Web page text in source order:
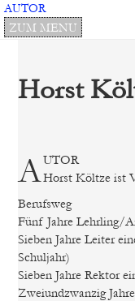
VERLAG:
BÜCHER
Belletristik
MANUSKRIPTE
REDAKTION
NEWSLETTER
PARALLAX
PUBLISHING
AGB
IMPRESSUM
KONTAKT
AUTOR
ZUM MENU
Horst
AUTOR
Horst Költze ist
Berufsweg
Fünf Jahre Lehrling/
Sieben Jahre Leiter
Schuljahr)
Sieben Jahre Rektor
Zweiundzwanzig